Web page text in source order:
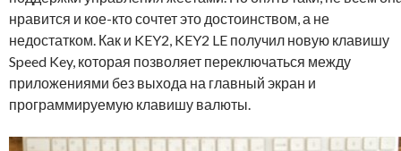
нравится и кое-кто сочтет это достоинством, а не
недостатком. Как и KEY2, KEY2 LE получил новую клавишу
Speed Key, которая позволяет переключаться между
приложениями без выхода на главный экран и
программируемую клавишу валюты.